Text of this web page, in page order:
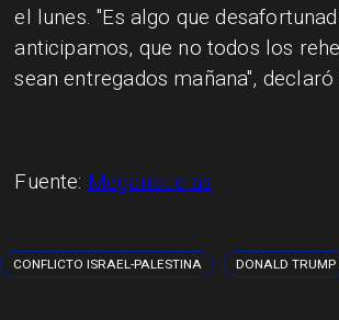
el lunes. "Es algo que
anticipamos, que no todos los
sean entregados mañana", declaró
Fuente: Meganoticias
CONFLICTO ISRAEL-PALESTINA DONALD TRUMP